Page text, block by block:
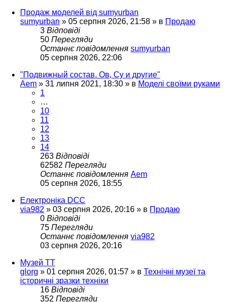
Продаж моделей від sumyurban
sumyurban » 05 серпня 2026, 21:58 » в Продаю
3 Відповіді
50 Перегляди
Останнє повідомлення sumyurban
05 серпня 2026, 22:06
"Подвижный состав. Ов, Су и другие"
Aem » 31 липня 2021, 18:30 » в Моделі своїми руками
1
…
10
11
12
13
14
263 Відповіді
62582 Перегляди
Останнє повідомлення Aem
05 серпня 2026, 18:55
Електроніка DCC
via982 » 03 серпня 2026, 20:16 » в Продаю
0 Відповіді
75 Перегляди
Останнє повідомлення via982
03 серпня 2026, 20:16
Музей ТТ
glorg » 01 серпня 2026, 01:57 » в Технічні музеї та
історичні зразки техніки
16 Відповіді
352 Перегляди